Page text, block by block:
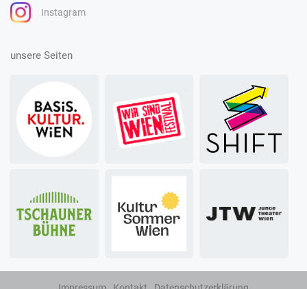
Instagram
unsere Seiten